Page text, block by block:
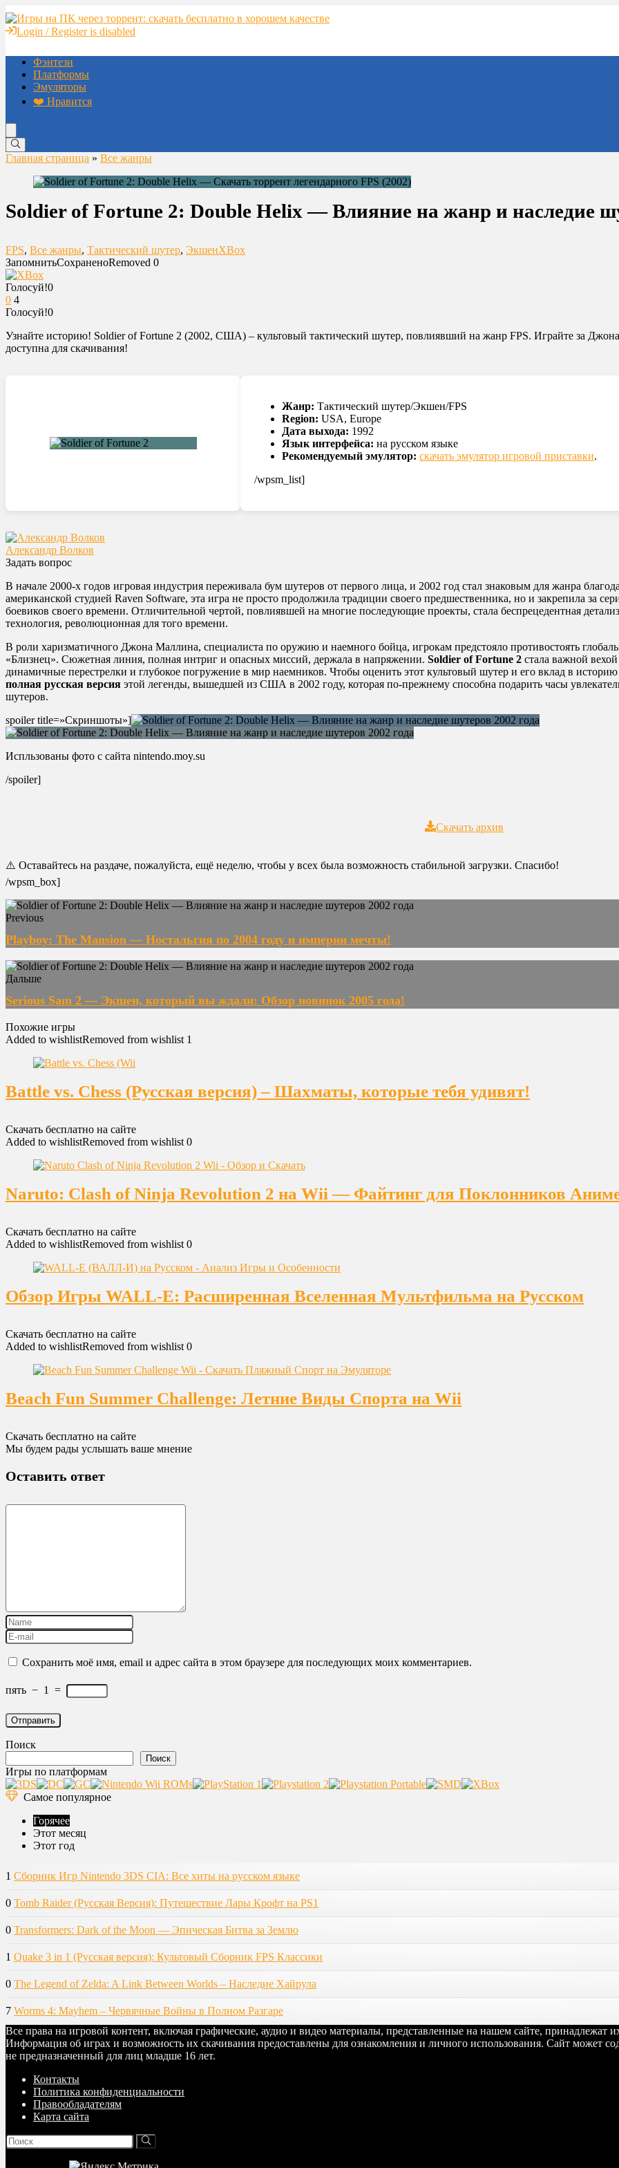
Login / Register is disabled
Фэнтези
Платформы
Эмуляторы
❤️ Нравится
Главная страница » Все жанры
Soldier of Fortune 2: Double Helix — Влияние на жанр и наследие
FPS, Все жанры, Тактический шутер, ЭкшенXBox
ЗапомнитьСохраненоRemoved 0
Голосуй!0
0 4
Голосуй!0
Узнайте историю! Soldier of Fortune 2 (2002, США) – культовый тактический шутер, повлиявший на жанр FPS. Играйте за
доступна для скачивания!
Жанр: Тактический шутер/Экшен/FPS
Region: USA, Europe
Дата выхода: 1992
Язык интерфейса: на русском языке
Рекомендуемый эмулятор: скачать эмулятор игровой приставки.
/wpsm_list]
Александр Волков
Задать вопрос
В начале 2000-х годов игровая индустрия переживала бум шутеров от первого лица, и 2002 год стал знаковым для жанра
американской студией Raven Software, эта игра не просто продолжила традиции своего предшественника, но и закрепила за
боевиков своего времени. Отличительной чертой, повлиявшей на многие последующие проекты, стала беспрецедентная
технология, революционная для того времени.
В роли харизматичного Джона Маллина, специалиста по оружию и наемного бойца, игрокам предстояло противостоять
«Близнец». Сюжетная линия, полная интриг и опасных миссий, держала в напряжении. Soldier of Fortune 2 стала важной
динамичные перестрелки и глубокое погружение в мир наемников. Чтобы оценить этот культовый шутер и его вклад в
полная русская версия этой легенды, вышедшей из США в 2002 году, которая по-прежнему способна подарить часы
шутеров.
spoiler title=»Скриншоты»]
Испльзованы фото с сайта nintendo.moy.su
/spoiler]
Скачать архив
⚠️ Оставайтесь на раздаче, пожалуйста, ещё неделю, чтобы у всех была возможность стабильной загрузки. Спасибо!
/wpsm_box]
Previous
Playboy: The Mansion — Ностальгия по 2004 году и империи мечты!
Дальше
Serious Sam 2 — Экшен, который вы ждали: Обзор новинок 2005 года!
Похожие игры
Added to wishlistRemoved from wishlist 1
Battle vs. Chess (Русская версия) – Шахматы, которые тебя удивят!
Скачать бесплатно на сайте
Added to wishlistRemoved from wishlist 0
Naruto: Clash of Ninja Revolution 2 на Wii — Файтинг для Поклонников
Скачать бесплатно на сайте
Added to wishlistRemoved from wishlist 0
Обзор Игры WALL-E: Расширенная Вселенная Мультфильма на Русском
Скачать бесплатно на сайте
Added to wishlistRemoved from wishlist 0
Beach Fun Summer Challenge: Летние Виды Спорта на Wii
Скачать бесплатно на сайте
Мы будем рады услышать ваше мнение
Оставить ответ
Сохранить моё имя, email и адрес сайта в этом браузере для последующих моих комментариев.
пять − 1 =
Поиск
Поиск
Игры по платформам
Самое популярное
Горячее
Этот месяц
Этот год
1 Сборник Игр Nintendo 3DS CIA: Все хиты на русском языке
0 Tomb Raider (Русская Версия): Путешествие Лары Крофт на PS1
0 Transformers: Dark of the Moon — Эпическая Битва за Землю
1 Quake 3 in 1 (Русская версия): Культовый Сборник FPS Классики
0 The Legend of Zelda: A Link Between Worlds – Наследие Хайрула
7 Worms 4: Mayhem – Червячные Войны в Полном Разгаре
Все права на игровой контент, включая графические, аудио и видео материалы, представленные на нашем сайте, принадлежат
Информация об играх и возможность их скачивания предоставлены для ознакомления и личного использования. Сайт может
не предназначенный для лиц младше 16 лет.
Контакты
Политика конфиденциальности
Правообладателям
Карта сайта